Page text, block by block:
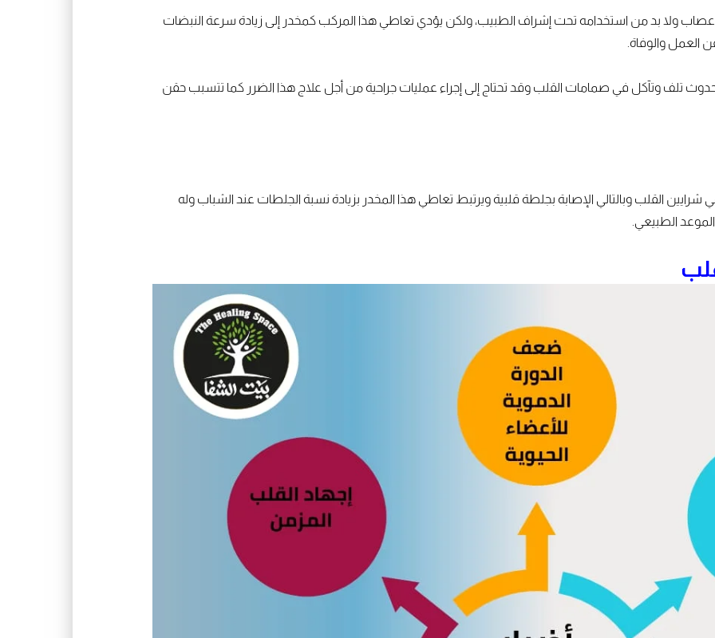
ولا بد من استخدامه تحت إشراف الطبيب، ولكن يؤدي تعاطي هذا المركب كمخدر إلى زيادة سرعة النبضات
العمل والوفاة.
تلف وتآكل في صمامات القلب وقد تحتاج إلى إجراء عمليات جراحية من أجل علاج هذا الضرر كما تتسبب حقن
القلب وبالتالي الإصابة بجلطة قلبية ويرتبط تعاطي هذا المخدر بزيادة نسبة الجلطات عند الشباب وله
الطبيعي.